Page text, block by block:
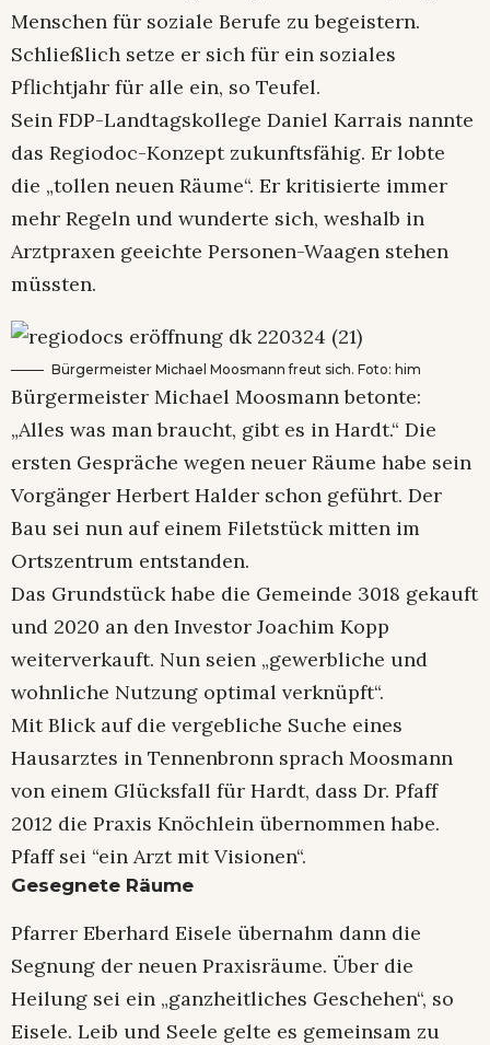
Menschen für soziale Berufe zu begeistern.
Schließlich setze er sich für ein soziales
Pflichtjahr für alle ein, so Teufel.
Sein FDP-Landtagskollege Daniel Karrais nannte
das Regiodoc-Konzept zukunftsfähig. Er lobte
die „tollen neuen Räume“. Er kritisierte immer
mehr Regeln und wunderte sich, weshalb in
Arztpraxen geeichte Personen-Waagen stehen
müssten.
Bürgermeister Michael Moosmann freut sich. Foto: him
Bürgermeister Michael Moosmann betonte:
„Alles was man braucht, gibt es in Hardt.“ Die
ersten Gespräche wegen neuer Räume habe sein
Vorgänger Herbert Halder schon geführt. Der
Bau sei nun auf einem Filetstück mitten im
Ortszentrum entstanden.
Das Grundstück habe die Gemeinde 3018 gekauft
und 2020 an den Investor Joachim Kopp
weiterverkauft. Nun seien „gewerbliche und
wohnliche Nutzung optimal verknüpft“.
Mit Blick auf die vergebliche Suche eines
Hausarztes in Tennenbronn sprach Moosmann
von einem Glücksfall für Hardt, dass Dr. Pfaff
2012 die Praxis Knöchlein übernommen habe.
Pfaff sei “ein Arzt mit Visionen“.
Gesegnete Räume
Pfarrer Eberhard Eisele übernahm dann die
Segnung der neuen Praxisräume. Über die
Heilung sei ein „ganzheitliches Geschehen“, so
Eisele. Leib und Seele gelte es gemeinsam zu